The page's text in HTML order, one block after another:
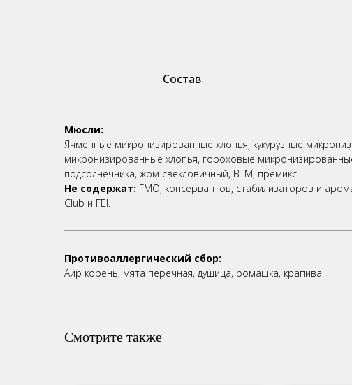
Состав
Мюсли:
Ячменные микронизированные хлопья, кукурузные
микронизированные хлопья, гороховые
подсолнечника, жом свекловичный, ВТМ, премикс.
Не содержат: ГМО, консервантов, стабилизаторов и
Club и FEI.
Противоаллергический сбор:
Аир корень, мята перечная, душица, ромашка, крапива.
Смотрите также